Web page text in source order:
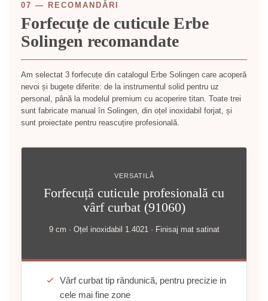
07 — RECOMANDĂRI
Forfecuțe de cuticule Erbe
Solingen recomandate
Am selectat 3 forfecuțe din catalogul Erbe Solingen care acoperă
nevoi și bugete diferite: de la instrumentul solid pentru uz
personal, până la modelul premium cu acoperire titan. Toate trei
sunt fabricate manual în Solingen, din oțel inoxidabil forjat, și
sunt proiectate pentru reascuțire profesională.
VERSATILĂ
Forfecuță cuticule profesională cu
vârf curbat (91060)
9 cm · Oțel inoxidabil 1.4021 · Finisaj mat satinat
Vârf curbat tip rândunică, pentru precizie in
cele mai fine zone